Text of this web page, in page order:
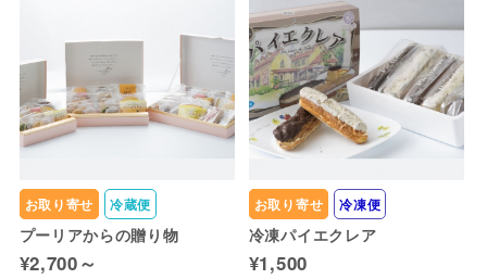
お取り寄せ 冷蔵便
プーリアからの贈り物
¥2,700～
お取り寄せ 冷凍便
冷凍パイエクレア
¥1,500